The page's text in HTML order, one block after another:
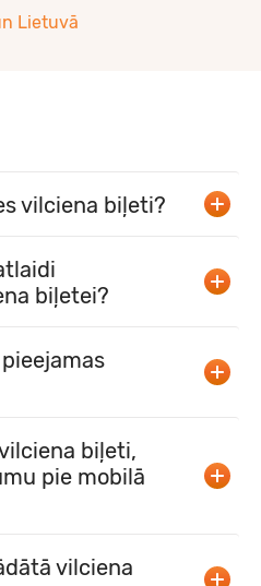
Lietuvā
vilciena biļeti?
biļetei?
biļeti,
pie mobilā
vilciena